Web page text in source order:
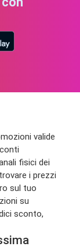
valide
fisici dei
i prezzi
sul tuo
su
sconto,